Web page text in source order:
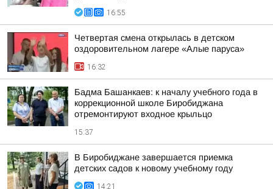
16:55
Четвертая смена открылась в детском
оздоровительном лагере «Алые паруса»
16:32
Бадма Башанкаев: к началу учебного года в
коррекционной школе Биробиджана
отремонтируют входное крыльцо
15:37
В Биробиджане завершается приемка
детских садов к новому учебному году
14:21